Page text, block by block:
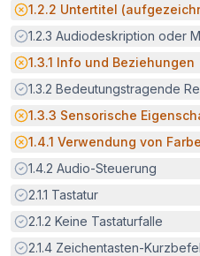
Potenzielle Barriere:
1.2.2 Untertitel
Erfüllt:
1.2.3 Audiodeskription oder
Potenzielle Barriere:
1.3.1 Info und Beziehungen
Erfüllt:
1.3.2 Bedeutungstragende
Potenzielle Barriere:
1.3.3 Sensorische
Potenzielle Barriere:
1.4.1 Verwendung von Farbe
Erfüllt:
1.4.2 Audio-Steuerung
Erfüllt:
2.1.1 Tastatur
Erfüllt:
2.1.2 Keine Tastaturfalle
Erfüllt:
2.1.4 Zeichentasten-